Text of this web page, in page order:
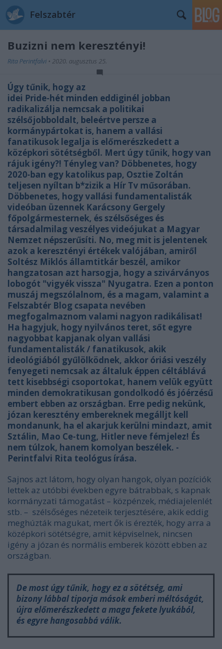
Felszabtér
Buzizni nem keresztényi!
Rita Perintfalvi • 2020. augusztus 25.
Úgy tűnik, hogy az
idei Pride-hét minden eddiginél jobban
radikalizálja nemcsak a politikai
szélsőjobboldalt, beleértve persze a
kormánypártokat is, hanem a vallási
fanatikusok legalja is előmerészkedett a
középkori sötétségből. Mert úgy tűnik, hogy van
rájuk igény?! Tényleg van? Döbbenetes, hogy
2020-ban egy katolikus pap, Osztie Zoltán
teljesen nyíltan b*zizik a Hír Tv műsorában.
Döbbenetes, hogy vallási fundamentalisták
videóban üzennek Karácsony Gergely
főpolgármesternek, és szélsőséges és
társadalmilag veszélyes videójukat a Magyar
Nemzet népszerűsíti. No, meg mit is jelentenek
azok a keresztényi értékek valójában, amiről
Soltész Miklós államtitkár beszél, amikor
hangzatosan azt harsogja, hogy a szivárványos
lobogót "vigyék vissza" Nyugatra. Ezen a ponton
muszáj megszólalnom, és a magam, valamint a
Felszabtér Blog csapata nevében
megfogalmaznom valami nagyon radikálisat!
Ha hagyjuk, hogy nyilvános teret, sőt egyre
nagyobbat kapjanak olyan vallási
fundamentalisták / fanatikusok, akik
ideológiából gyűlölködnek, akkor óriási veszély
fenyegeti nemcsak az általuk éppen céltáblává
tett kisebbségi csoportokat, hanem velük együtt
minden demokratikusan gondolkodó és jóérzésű
embert ebben az országban. Erre pedig nekünk,
józan keresztény embereknek megálljt kell
mondanunk, ha el akarjuk kerülni mindazt, amit
Sztálin, Mao Ce-tung, Hitler neve fémjelez! És
nem túlzok, hanem komolyan beszélek. -
Perintfalvi Rita teológus írása.
Sajnos azt látom, hogy olyan hangok, olyan pozíciók
lettek az utóbbi években egyre bátrabbak, s kapnak
kormányzati támogatást – közpénzek, médiajelenlét
stb. – szélsőséges nézeteik terjesztésére, akik eddig
meghúzták magukat, mert ők is érezték, hogy arra a
középkori sötétségre, amit képviselnek, nincsen
igény a józan és normális emberek között ebben az
országban.
De most úgy tűnik, hogy ez a sötétség, ami
bizony lábbal tiporja mások emberi méltóságát,
újra előmerészkedett a maga fekete lyukából,
és egyre hangosabbá válik.